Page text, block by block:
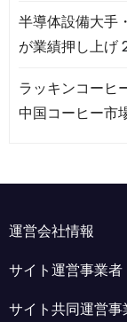
半導体設備大手
が業績押し上げ
ラッキンコーヒ
中国コーヒー市
運営会社情報
サイト運営事業
サイト共同運営